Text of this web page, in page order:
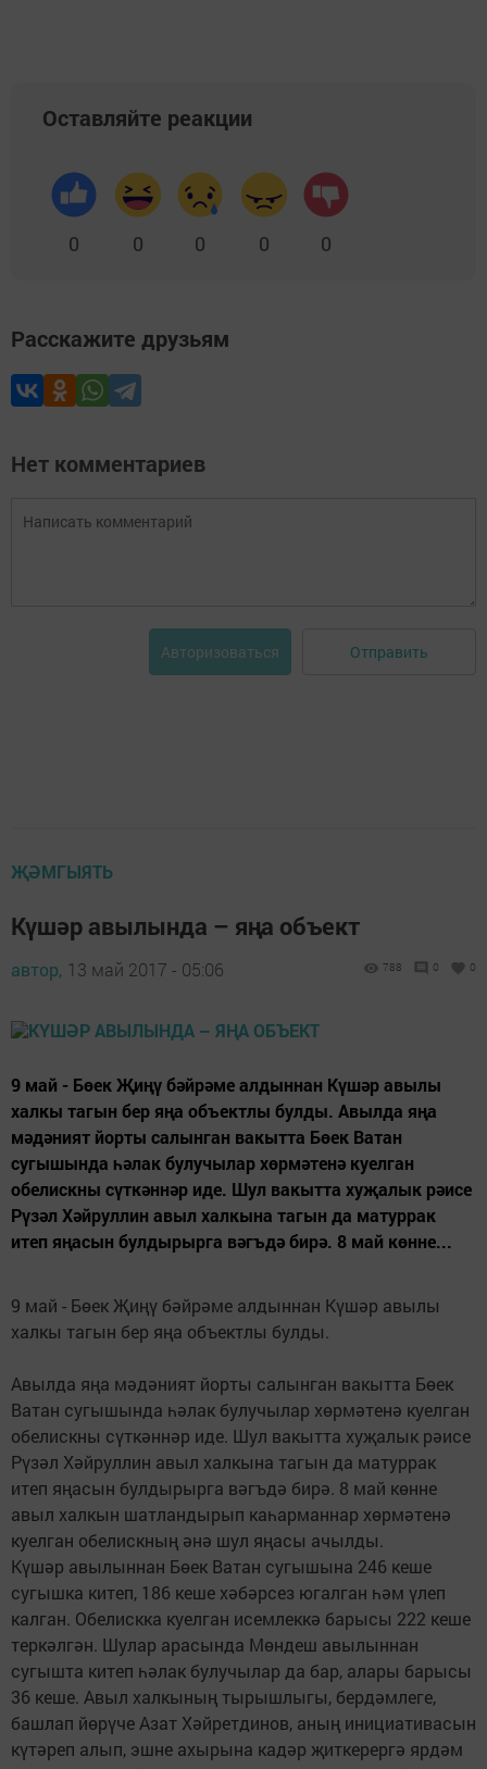
Оставляйте реакции
0 0 0 0 0
Расскажите друзьям
Нет комментариев
Авторизоваться Отправить
ҖӘМГЫЯТЬ
Күшәр авылында – яңа объект
автор, 13 май 2017 - 05:06 788 0 0
9 май - Бөек Җиңү бәйрәме алдыннан Күшәр авылы
халкы тагын бер яңа объектлы булды. Авылда яңа
мәдәният йорты салынган вакытта Бөек Ватан
сугышында һәлак булучылар хөрмәтенә куелган
обелискны сүткәннәр иде. Шул вакытта хуҗалык рәисе
Рүзәл Хәйруллин авыл халкына тагын да матуррак
итеп яңасын булдырырга вәгъдә бирә. 8 май көнне...
9 май - Бөек Җиңү бәйрәме алдыннан Күшәр авылы
халкы тагын бер яңа объектлы булды.
Авылда яңа мәдәният йорты салынган вакытта Бөек
Ватан сугышында һәлак булучылар хөрмәтенә куелган
обелискны сүткәннәр иде. Шул вакытта хуҗалык рәисе
Рүзәл Хәйруллин авыл халкына тагын да матуррак
итеп яңасын булдырырга вәгъдә бирә. 8 май көнне
авыл халкын шатландырып каһарманнар хөрмәтенә
куелган обелискның әнә шул яңасы ачылды.
Күшәр авылыннан Бөек Ватан сугышына 246 кеше
сугышка китеп, 186 кеше хәбәрсез югалган һәм үлеп
калган. Обелискка куелган исемлеккә барысы 222 кеше
теркәлгән. Шулар арасында Мөндеш авылыннан
сугышта китеп һәлак булучылар да бар, алары барысы
36 кеше. Авыл халкының тырышлыгы, бердәмлеге,
башлап йөрүче Азат Хәйретдинов, аның инициативасын
күтәреп алып, эшне ахырына ка­дәр җиткерергә ярдәм